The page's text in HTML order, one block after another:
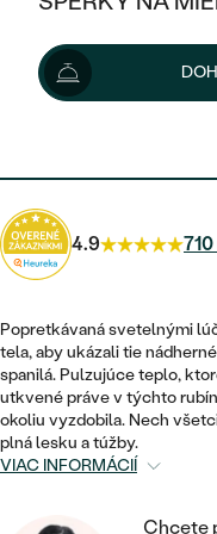
KOMBINOVANÉ
PODĽA ŠTÝLU
ETERNITY
VINTAGE
NETRADIČNÉ
POSTRANNÉ
HALO
VINTAGE
SET
NETRADIČNÉ
ZOSTAVTE SI PRSTEŇ
VÝPREDAJ
ŠPERKY ČO
PODĽA TYPU
NÁUŠNICE
PRSTENE
PRÍVESKY
NÁRAMKY
SETY
PÁNSKE ŠPERKY
PLATINOVÉ
NAPICHOVACIE
KRUHOVÉ
VISIACE
SOLITÉR
ZLATÉ
STRIEBORNÉ
PODĽA ŠTÝLU
SOLITÉR
NARODENIE
SO ZNAMENÍM
MINIMALISTICKÉ
VÝPREDAJ
ZLATÉ
STRIEBORNÉ
PODĽA ŠTÝLU
ETERNITY
MINIMALISTICKÉ
1 098 € 1 198 €
4.9
Popretkávaná svetelnými
tela, aby ukázali tie
spanilá. Pulzujúce teplo,
utkvené práve v týchto
okoliu vyzdobila. Nech
plná lesku a túžby.
VIAC INFORMÁCIÍ
Chcete